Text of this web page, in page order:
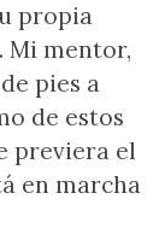
propia
Mi mentor,
pies a
de estos
previera el
en marcha